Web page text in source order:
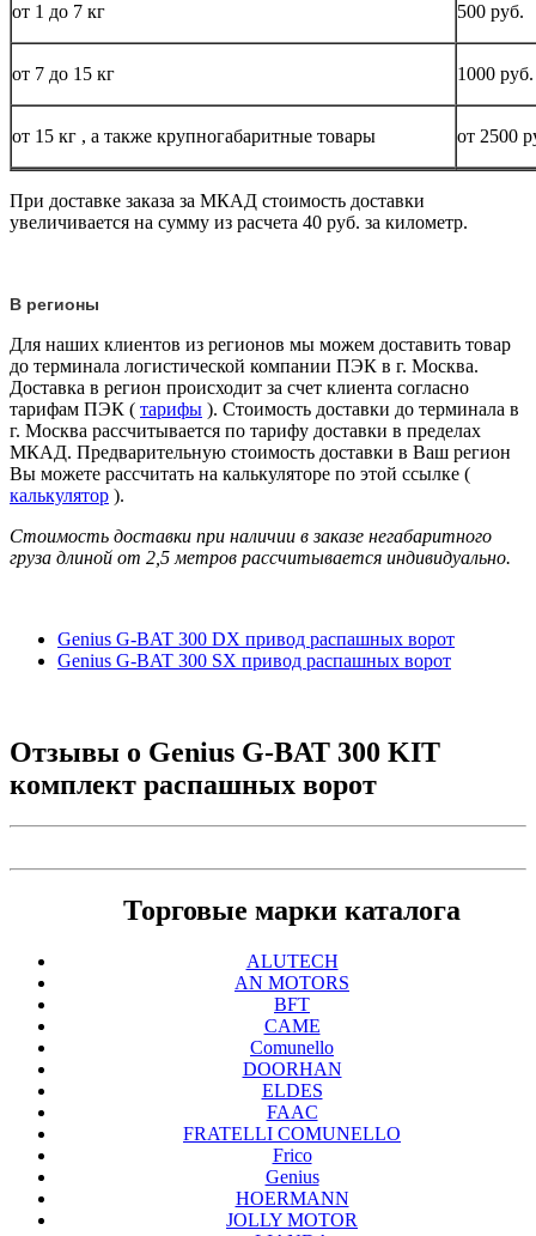
от 1 до 7 кг 500 руб.
от 7 до 15 кг 1000 руб.
от 15 кг , а также крупногабаритные товары от 2500
При доставке заказа за МКАД стоимость доставки
увеличивается на сумму из расчета 40 руб. за километр.
В регионы
Для наших клиентов из регионов мы можем доставить товар
до терминала логистической компании ПЭК в г. Москва.
Доставка в регион происходит за счет клиента согласно
тарифам ПЭК ( тарифы ). Стоимость доставки до терминала в
г. Москва рассчитывается по тарифу доставки в пределах
МКАД. Предварительную стоимость доставки в Ваш регион
Вы можете рассчитать на калькуляторе по этой ссылке (
калькулятор ).
Стоимость доставки при наличии в заказе негабаритного
груза длиной от 2,5 метров рассчитывается индивидуально.
Genius G-BAT 300 DX привод распашных ворот
Genius G-BAT 300 SX привод распашных ворот
Отзывы о Genius G-BAT 300 KIT
комплект распашных ворот
Торговые марки каталога
ALUTECH
AN MOTORS
BFT
CAME
Comunello
DOORHAN
ELDES
FAAC
FRATELLI COMUNELLO
Frico
Genius
HOERMANN
JOLLY MOTOR